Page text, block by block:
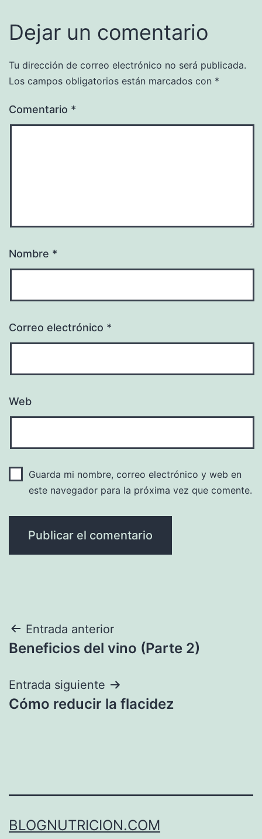
Dejar un comentario
Tu dirección de correo electrónico no será publicada.
Los campos obligatorios están marcados con *
Comentario *
Nombre *
Correo electrónico *
Web
Guarda mi nombre, correo electrónico y web en
este navegador para la próxima vez que comente.
Navegación
de
entradas
Entrada anterior
Beneficios del vino (Parte 2)
Entrada siguiente
Cómo reducir la flacidez
BLOGNUTRICION.COM